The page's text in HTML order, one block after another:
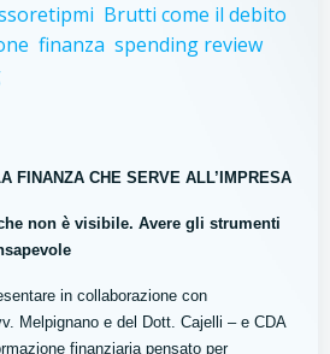
Brutti come il debito
finanza spending review
FINANZA CHE SERVE ALL’IMPRESA
non è visibile. Avere gli strumenti
in collaborazione con
Melpignano e del Dott. Cajelli – e CDA
finanziaria pensato per